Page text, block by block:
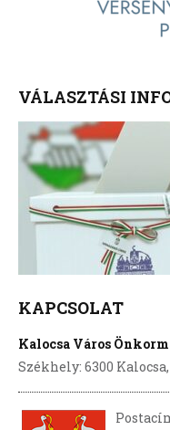
VÁLASZTÁSI
KAPCSOLAT
Kalocsa Város
Székhely: 6300